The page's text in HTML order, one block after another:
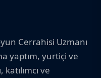
Cerrahisi Uzmanı
yaptım, yurtiçi ve
ve